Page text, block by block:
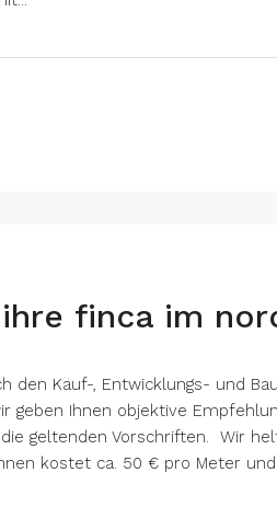
finca im
den Kauf-, Entwicklungs- und
geben Ihnen objektive
geltenden Vorschriften. Wir
kostet ca. 50 € pro Meter